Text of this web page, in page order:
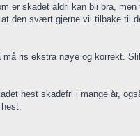
er skadet aldri kan bli bra, men
den svært gjerne vil tilbake til
ris ekstra nøye og korrekt.
hest skadefri i mange år,